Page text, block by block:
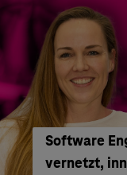
Software
vernetzt,